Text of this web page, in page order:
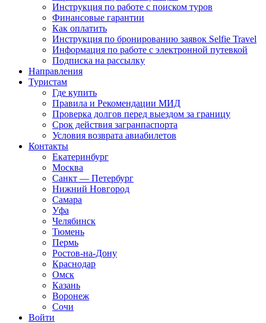
Инструкция по работе с поиском туров
Финансовые гарантии
Как оплатить
Инструкция по бронированию заявок Selfie Travel
Информация по работе с электронной путевкой
Подписка на рассылку
Направления
Туристам
Где купить
Правила и Рекомендации МИД
Проверка долгов перед выездом за границу
Срок действия загранпаспорта
Условия возврата авиабилетов
Контакты
Екатеринбург
Москва
Санкт — Петербург
Нижний Новгород
Самара
Уфа
Челябинск
Тюмень
Пермь
Ростов-на-Дону
Краснодар
Омск
Казань
Воронеж
Сочи
Войти